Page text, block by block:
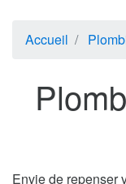
Accueil
Envie de repenser